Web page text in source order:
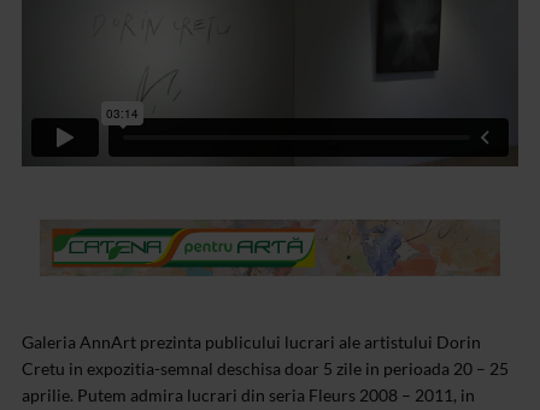
Galeria AnnArt prezinta publicului lucrari ale artistului Dorin
Cretu in expozitia-semnal deschisa doar 5 zile in perioada 20 – 25
aprilie. Putem admira lucrari din seria Fleurs 2008 – 2011, in